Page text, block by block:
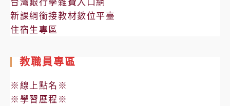
新課綱銜接教材數位平臺
住宿生專區
教職員專區
※線上點名※
※學習歷程※